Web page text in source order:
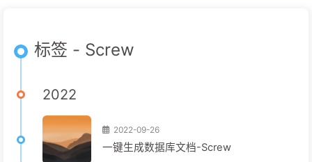
标签 - Screw
2022
2022-09-26
一键生成数据库文档-Screw